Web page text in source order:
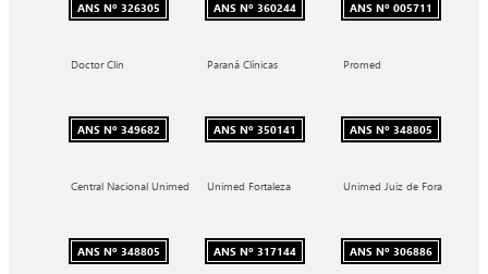
ANS Nº 326305 ANS Nº 360244 ANS Nº 005711
Doctor Clin
ANS Nº 349682
Paraná Clínicas
ANS Nº 350141
Promed
ANS Nº 348805
Central Nacional Unimed
ANS Nº 348805
Unimed Fortaleza
ANS Nº 317144
Unimed Juiz de Fora
ANS Nº 306886